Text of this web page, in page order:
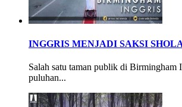
INGGRIS MENJADI SAKSI
Salah satu taman publik di Birmingham
puluhan...